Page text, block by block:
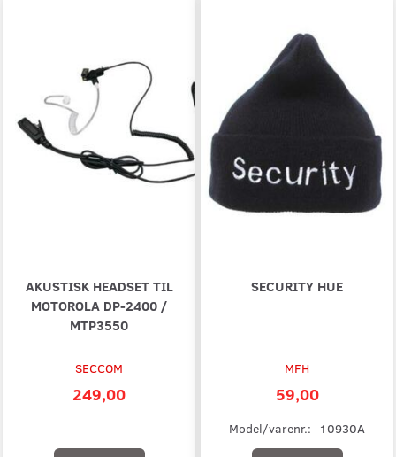
AKUSTISK HEADSET TIL
MOTOROLA DP-2400 /
MTP3550
SECCOM
249,00
SECURITY HUE
MFH
59,00
Model/varenr.: 10930A